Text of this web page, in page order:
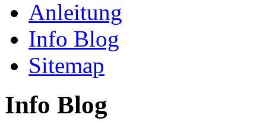
Anleitung
Info Blog
Sitemap
Info Blog